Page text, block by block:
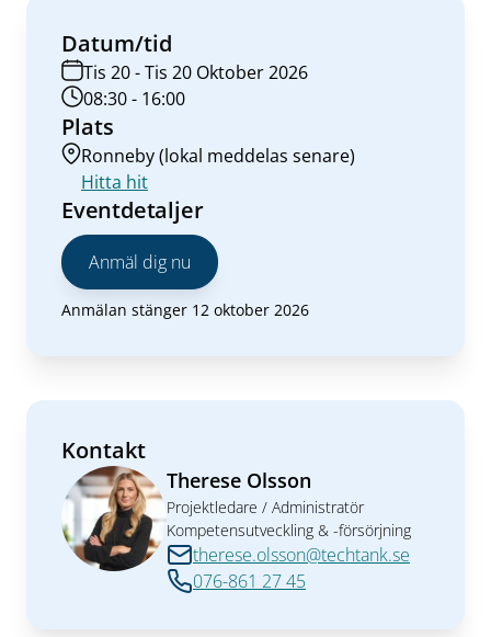
Datum/tid
Tis 20 - Tis 20 Oktober 2026
08:30 - 16:00
Plats
Ronneby (lokal meddelas senare)
Hitta hit
Eventdetaljer
Anmäl dig nu
Anmälan stänger 12 oktober 2026
Kontakt
Therese Olsson
Projektledare / Administratör
Kompetensutveckling & -försörjning
therese.olsson@techtank.se
076-861 27 45